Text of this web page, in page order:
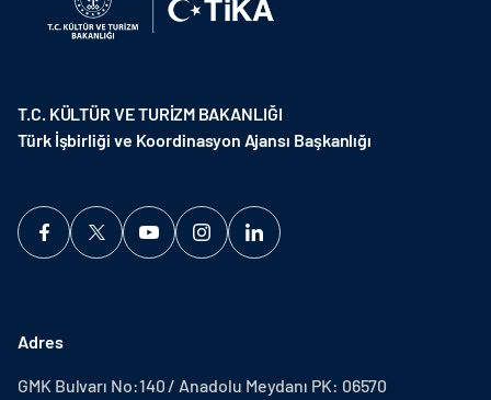
T.C. KÜLTÜR VE TURİZM BAKANLIĞI
Türk İşbirliği ve Koordinasyon Ajansı Başkanlığı
Adres
GMK Bulvarı No:140 / Anadolu Meydanı PK: 06570